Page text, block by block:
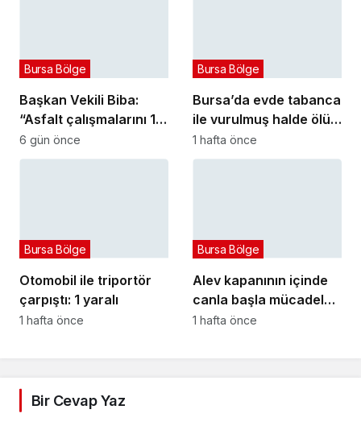
Başkan Vekili Biba:
“Asfalt çalışmalarını 12
kat artırdık”
Bursa Bölge
6 gün önce
Bursa’da evde tabanca
ile vurulmuş halde ölü
bulundu
Bursa Bölge
1 hafta önce
Otomobil ile triportör
çarpıştı: 1 yaralı
Bursa Bölge
1 hafta önce
Alev kapanının içinde
canla başla mücadele
ettiler:
Bursa Bölge
1 hafta önce
Bir Cevap Yaz